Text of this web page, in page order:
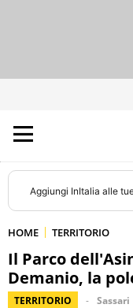
Aggiungi InItalia alle
HOME TERRITORIO
Il Parco
Demanio, la
TERRITORIO Sassari